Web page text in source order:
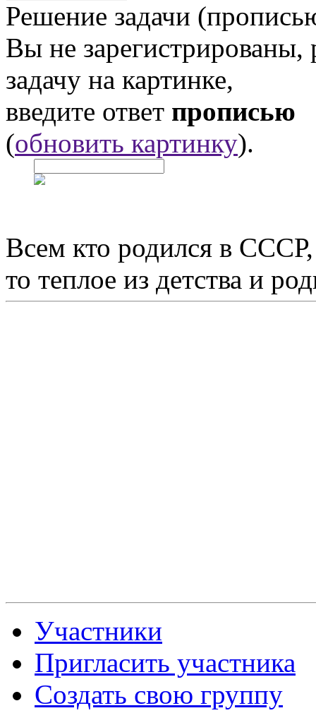
Решение задачи
Вы не
задачу на картинке,
введите ответ прописью
(обновить картинку).
Всем кто родился в
то теплое из детства и
Участники
Пригласить участника
Создать свою группу